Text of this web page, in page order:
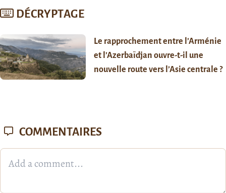
DÉCRYPTAGE
Le rapprochement entre l’Arménie
et l’Azerbaïdjan ouvre-t-il une
nouvelle route vers l’Asie centrale ?
COMMENTAIRES